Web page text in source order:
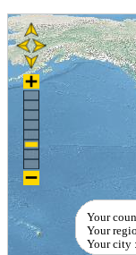
Your
Your
Your city